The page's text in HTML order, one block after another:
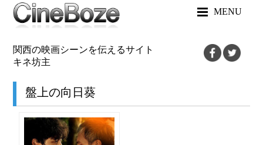
MENU
関西の映画シーンを伝えるサイト
キネ坊主
盤上の向日葵